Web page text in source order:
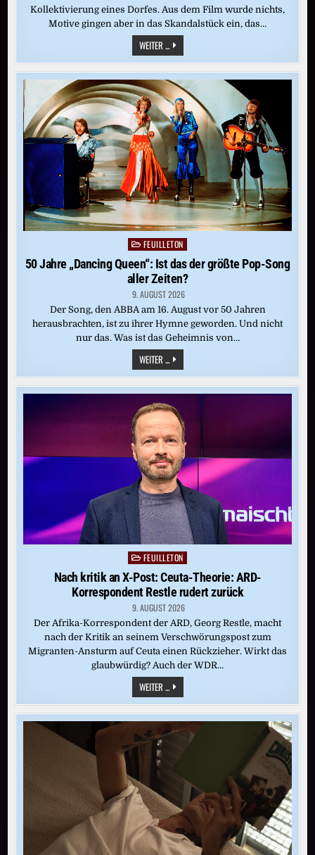
Kollektivierung eines Dorfes. Aus dem Film wurde nichts,
Motive gingen aber in das Skandalstück ein, das…
WEITER ... ARCHIVFUND:
„DAS
IST
KEINE
ZIGARRE,
DAS
IST
EIN
KRIEGSGRUND“
PostedFEUILLETON
50 Jahre „Dancing Queen“: Ist das der größte Pop-Song
aller Zeiten?
9. AUGUST 2026
Der Song, den ABBA am 16. August vor 50 Jahren
herausbrachten, ist zu ihrer Hymne geworden. Und nicht
nur das. Was ist das Geheimnis von…
WEITER ... 50
JAHRE
„DANCING
QUEEN“:
IST
DAS
DER
GRÖSSTE P
OP-S
ONG A
LLER Z
EITEN?
Posted
in
FEUILLETON
Nach kritik an X-Post: Ceuta-Theorie: ARD-
Korrespondent Restle rudert zurück
9. AUGUST 2026
Der Afrika-Korrespondent der ARD, Georg Restle, macht
nach der Kritik an seinem Verschwörungspost zum
Migranten-Ansturm auf Ceuta einen Rückzieher. Wirkt das
glaubwürdig? Auch der WDR…
WEITER ...NACH
KRITIK
AN
X-
POST:
CEUTA-
THEORIE:
ARD-
KORRESPONDENT
RUDERT
ZURÜCK